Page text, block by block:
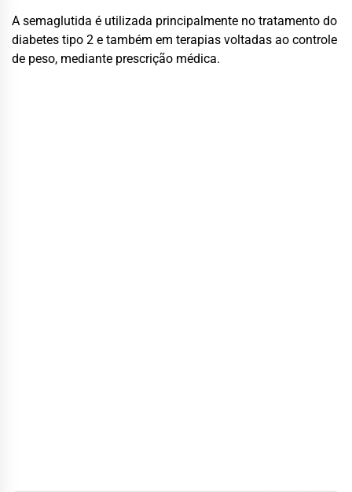
A semaglutida é utilizada principalmente no tratamento do
diabetes tipo 2 e também em terapias voltadas ao controle
de peso, mediante prescrição médica.